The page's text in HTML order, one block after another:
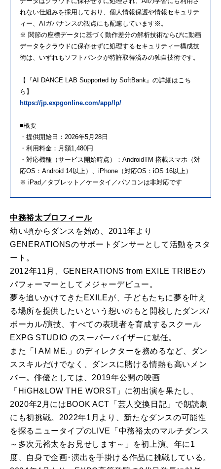
れない仕組みを採用しており、個人情報保護や情報セキュリテ
ィー、AIガバナンスの観点にも配慮しています※。
※ 関節の座標データに基づく動作差分の解析技術ならびに動画
データをクラウドに保存せずに処理するセキュリティー構成技
術は、いずれもソフトバンクが特許取得済みの独自技術です。
【『AI DANCE LAB Supported by SoftBank』の詳細はこち
ら】
https://jp.expgonline.com/app/lp/
■概要
・提供開始日：2026年5月28日
・利用料金：月額1,480円
・対応機種（サービス開始時点）：AndroidTM 搭載スマホ（対
応OS：Android 14以上）、iPhone（対応OS：iOS 16以上）
※ iPad／タブレット／ケータイ／パソコンは非対応です
中務裕太プロフィール
幼い頃からダンスを始め、2011年より
GENERATIONSのサポートダンサーとして活動をスタ
ート。
2012年11月、GENERATIONS from EXILE TRIBEの
パフォーマーとしてメジャーデビュー。
夢を追いかけてきたEXILEが、子どもたちに夢を叶え
る場所を提供したいという想いのもと開校したダンス/
ボーカル/演技、すべての表現者を育成するスクール
EXPG STUDIO のスーパーバイザーに就任。
また「I AM ME.」のディレクターを務めるなど、ダン
ススキルだけでなく、ダンスに賭ける情熱も高いメン
バー。俳優としては、2019年公開の映画
「HiGH&LOW THE WORST」に初出演を果たし、
2020年2月にはBOOK ACT「芸人交換日記」で朗読劇
にも初挑戦。2022年1月より、新たなダンスの可能性
を探るニュータイプのLIVE「中務裕太のマルチダンス
～多次元裕太をお見せします～」を初上演。年に1
度、自身で企画･演出を手掛ける作品に挑戦している。